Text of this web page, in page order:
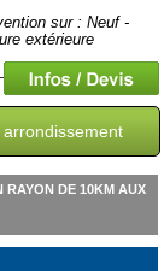
sur : Neuf -
extérieure
RAYON DE 10KM AUX